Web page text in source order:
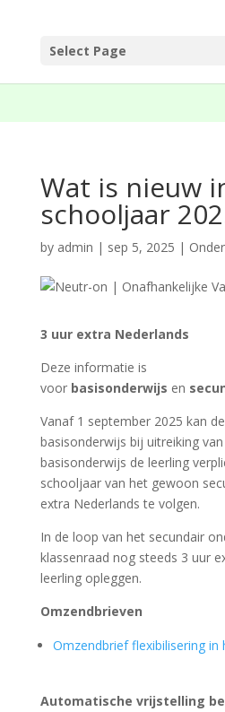
Select Page
Wat is nieuw
schooljaar
by admin | sep 5, 2025 |
3 uur extra Nederlands
Deze informatie is
voor basisonderwijs en
Vanaf 1 september 2025 kan
basisonderwijs bij uitreiking
basisonderwijs de leerling
schooljaar van het gewoon
extra Nederlands te volgen.
In de loop van het secundair
klassenraad nog steeds 3 uur
leerling opleggen.
Omzendbrieven
Omzendbrief flexibilisering
Automatische vrijstelling